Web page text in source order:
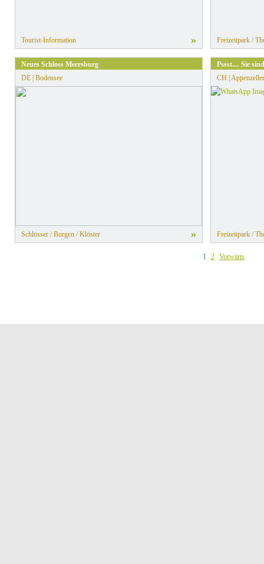
Tourist-Information » Freizeitpark /
Neues Schloss Meersburg
DE | Bodensee
Schlösser / Burgen / Klöster »
Pssst.... Sie
CH |
Freizeitpark /
1 2 Vorwärts